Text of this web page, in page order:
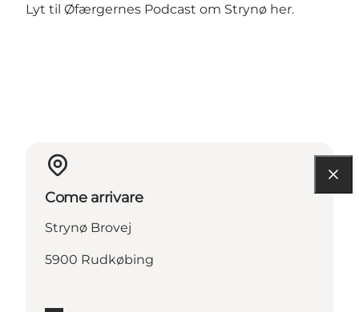
Lyt til Øfærgernes Podcast om Strynø her.
Come arrivare
Strynø Brovej
5900 Rudkøbing